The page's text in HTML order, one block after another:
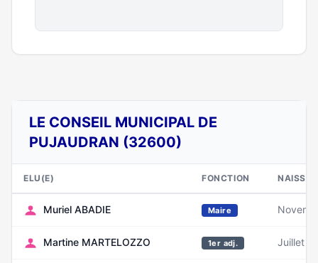
LE CONSEIL MUNICIPAL DE
PUJAUDRAN (32600)
ELU(E) FONCTION
Muriel ABADIE Maire
Martine MARTELOZZO 1er adj. Juillet